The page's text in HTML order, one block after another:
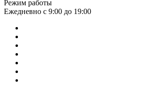
Режим работы
Ежедневно с 9:00 до 19:00